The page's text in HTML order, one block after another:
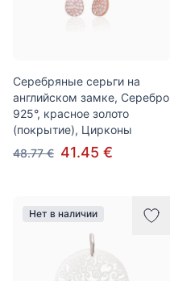
Серебряные серьги на
английском замке, Серебро
925°, красное золото
(покрытие), Цирконы
48.77 € 41.45 €
Нет в наличии